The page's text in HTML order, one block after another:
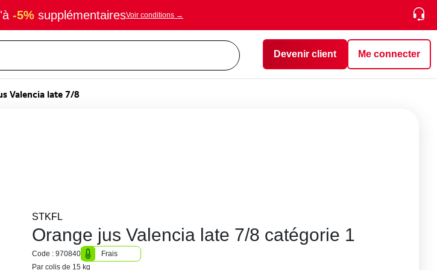
-5% supplémentairesVoir conditions →
Devenir client Me connecter
Valencia late 7/8
STKFL
Orange jus Valencia late 7/8 catégorie 1
Code : 970840
Frais
Par colis de 15 kg